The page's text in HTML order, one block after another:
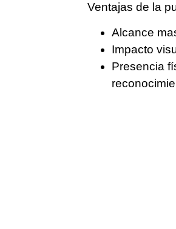
Ventajas de la
Alcance
Impacto
Presencia